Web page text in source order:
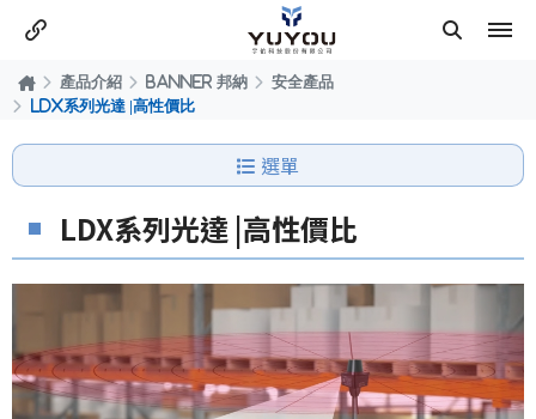
產品介紹 BANNER 邦納
安全產品
LDX系列光達 |高性價比
選單
LDX系列光達 |高性價比